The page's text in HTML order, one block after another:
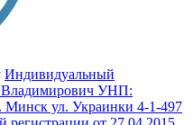
Индивидуальный
Владимирович УНП:
Минск ул. Украинки 4-1-497